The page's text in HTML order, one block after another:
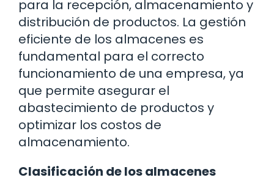
para la recepción, almacenamiento y
distribución de productos. La gestión
eficiente de los almacenes es
fundamental para el correcto
funcionamiento de una empresa, ya
que permite asegurar el
abastecimiento de productos y
optimizar los costos de
almacenamiento.
Clasificación de los almacenes